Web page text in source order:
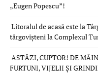
„Eugen Popescu”!
Litoralul de acasă este la
târgovișteni la Complexul
ASTĂZI, CUPTOR! DE
FURTUNI, VIJELII ȘI